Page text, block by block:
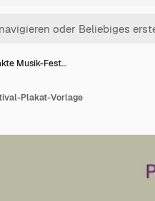
Musik-Fest…
Plakat-Vorlage